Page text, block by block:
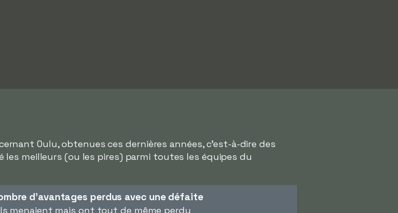
Oulu, obtenues ces dernières années, c'est-à-dire des
meilleurs (ou les pires) parmi toutes les équipes du
d'avantages perdus avec une défaite
menaient mais ont tout de même perdu